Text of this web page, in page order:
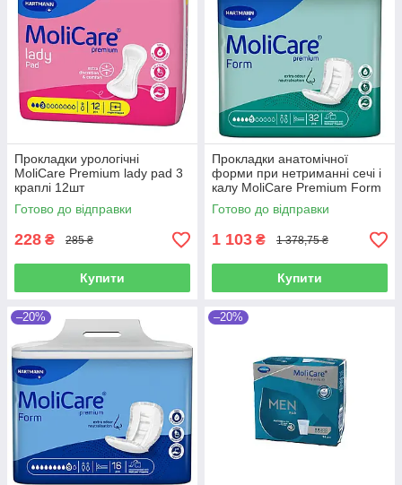
Прокладки урологічні
MoliCare Premium lady pad 3
краплі 12шт
Готово до відправки
228 ₴ 285 ₴
Купити
Прокладки анатомічної
форми при нетриманні сечі і
калу MoliCare Premium Form
5 крапель 32шт
Готово до відправки
1 103 ₴ 1 378,75 ₴
Купити
–20% –20%